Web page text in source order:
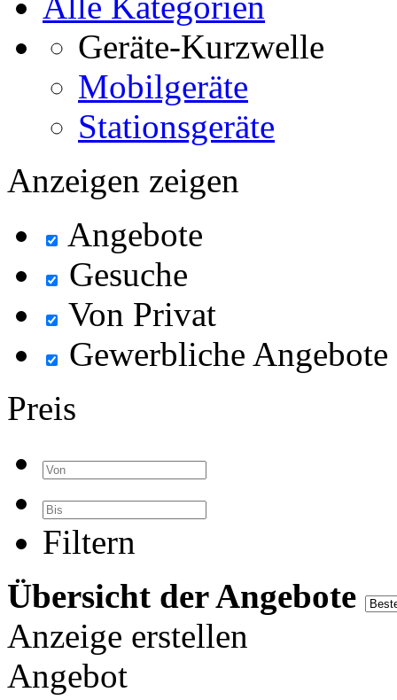
Geräte-Kurzwelle
Mobilgeräte
Stationsgeräte
Anzeigen zeigen
Angebote
Gesuche
Von Privat
Gewerbliche Angebote
Preis
Filtern
Übersicht der Angebote
Anzeige erstellen
Angebot